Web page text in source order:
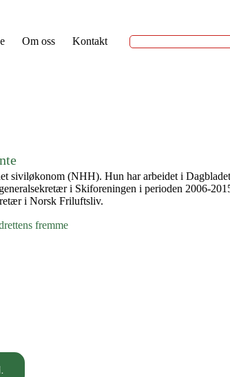
Om oss Kontakt
siviløkonom (NHH). Hun har arbeidet i
i Skiforeningen i perioden 2006-
i Norsk Friluftsliv.
fremme